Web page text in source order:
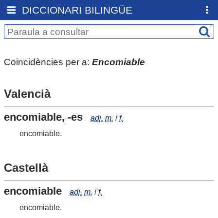
DICCIONARI BILINGÜE
Coincidències per a: Encomiable
Valencià
encomiable, -es adj. m. i f.
encomiable.
Castellà
encomiable adj. m. i f.
encomiable.